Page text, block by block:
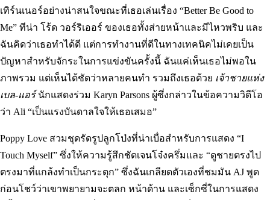
เทิร์นเนอร์อย่างน่าสนใจขณะที่เธอเล่นเรื่อง “Better Be Good to
Me” ทีน่า โร้ด วอร์ริเออร์ ของเธอทั้งส่ายหน้าและมีไหวพริบ และ
ฉันคิดว่าเธอทำได้ดี แต่การทำงานที่ดีในทางเทคนิคไม่เคยเป็น
ปัญหาสำหรับจักระในการแข่งขันครั้งนี้ ฉันแค่เห็นเธอไม่พอใน
ภาพรวม แต่เห็นได้ชัดว่าหลายคนทำ รวมถึงเธอด้วย เจ้าชายแห่ง
เบล-แอร์ นักแสดงร่วม Karyn Parsons ผู้ซึ่งกล่าวในข้อความวิดีโอ
ว่า Ali “เป็นแรงบันดาลใจให้เธอเสมอ”
Poppy Love สวมชุดรัดรูปลูกโป่งที่น่าเบื่อสำหรับการแสดง “I
Touch Myself” ซึ่งให้ความรู้สึกชัดเจนโจ๋งครึ่มและ “ดูชายตรงไป
ตรงมาที่แกล้งทำเป็นกระตุก” ซึ่งฉันเกลียดตัวเองที่ชมมัน AJ พูด
ก่อนโชว์ว่าเขาพยายามจะตลก หน้าด้าน และเซ็กซี่ในการแสดง